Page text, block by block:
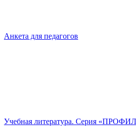
Анкета для педагогов
Учебная литература. Серия